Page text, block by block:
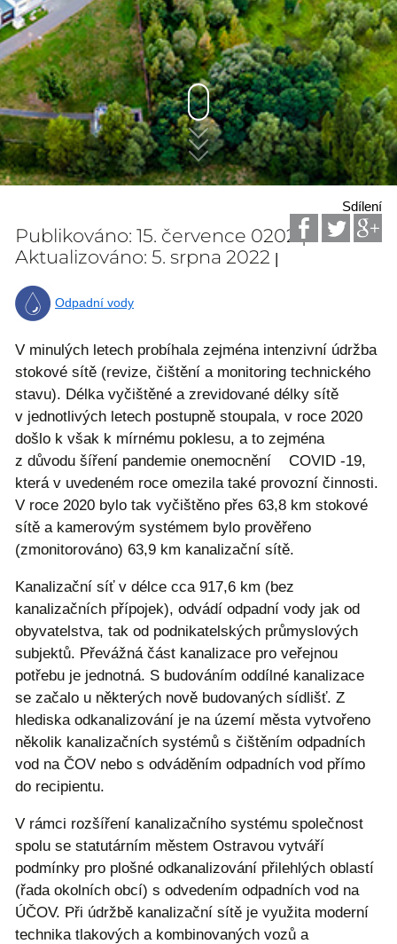
Sdílení
Publikováno: 15. července 0202 |
Aktualizováno: 5. srpna 2022 |
Odpadní vody
V minulých letech probíhala zejména intenzivní údržba
stokové sítě (revize, čištění a monitoring technického
stavu). Délka vyčištěné a zrevidované délky sítě
v jednotlivých letech postupně stoupala, v roce 2020
došlo k však k mírnému poklesu, a to zejména
z důvodu šíření pandemie onemocnění COVID -19,
která v uvedeném roce omezila také provozní činnosti.
V roce 2020 bylo tak vyčištěno přes 63,8 km stokové
sítě a kamerovým systémem bylo prověřeno
(zmonitorováno) 63,9 km kanalizační sítě.
Kanalizační síť v délce cca 917,6 km (bez
kanalizačních přípojek), odvádí odpadní vody jak od
obyvatelstva, tak od podnikatelských průmyslových
subjektů. Převážná část kanalizace pro veřejnou
potřebu je jednotná. S budováním oddílné kanalizace
se začalo u některých nově budovaných sídlišť. Z
hlediska odkanalizování je na území města vytvořeno
několik kanalizačních systémů s čištěním odpadních
vod na ČOV nebo s odváděním odpadních vod přímo
do recipientu.
V rámci rozšíření kanalizačního systému společnost
spolu se statutárním městem Ostravou vytváří
podmínky pro plošné odkanalizování přilehlých oblastí
(řada okolních obcí) s odvedením odpadních vod na
ÚČOV. Při údržbě kanalizační sítě je využita moderní
technika tlakových a kombinovaných vozů a